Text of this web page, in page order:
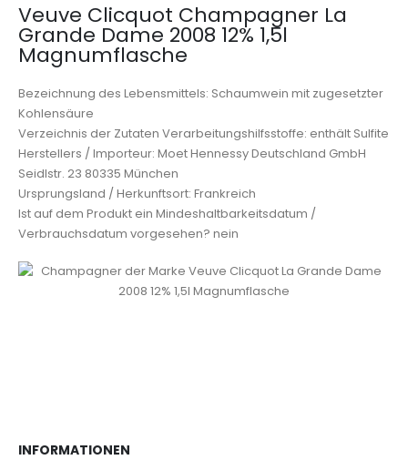
Veuve Clicquot Champagner La
Grande Dame 2008 12% 1,5l
Magnumflasche
Bezeichnung des Lebensmittels: Schaumwein mit zugesetzter
Kohlensäure
Verzeichnis der Zutaten Verarbeitungshilfsstoffe: enthält Sulfite
Herstellers / Importeur: Moet Hennessy Deutschland GmbH
Seidlstr. 23 80335 München
Ursprungsland / Herkunftsort: Frankreich
Ist auf dem Produkt ein Mindeshaltbarkeitsdatum /
Verbrauchsdatum vorgesehen? nein
INFORMATIONEN